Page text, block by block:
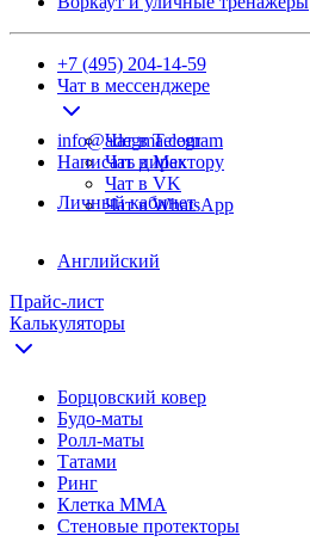
+7 (495) 204-14-59
Чат в мессенджере
Чат в Telegram
Чат в Max
Чат в VK
Чат в WhatsApp
info@adegma.com
Написать директору
Личный кабинет
Английский
Прайс-лист
Калькуляторы
Борцовский ковер
Будо-маты
Ролл-маты
Татами
Ринг
Клетка ММА
Стеновые протекторы